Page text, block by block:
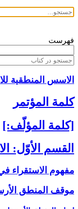
فهرست
الاسس المنطقية
كلمة المؤتمر
[كلمة المؤلّف:]
القسم الأوّل:
مفهوم الاستقراء
موقف المنطق